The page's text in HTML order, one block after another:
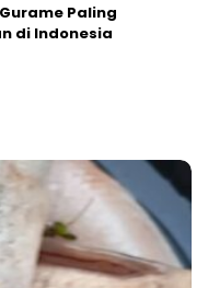
Paling
di Indonesia